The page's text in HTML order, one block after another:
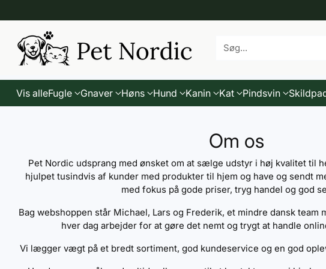
Søg...
Vis alleFugle Gnaver Høns Hund Kanin Kat Pindsvin
Om os
Pet Nordic udsprang med ønsket om at sælge udstyr i høj kvalitet til
hjulpet tusindvis af kunder med produkter til hjem og have og sendt
med fokus på gode priser, tryg handel og god
Bag webshoppen står Michael, Lars og Frederik, et mindre dansk team
hver dag arbejder for at gøre det nemt og trygt at handle
Vi lægger vægt på et bredt sortiment, god kundeservice og en god